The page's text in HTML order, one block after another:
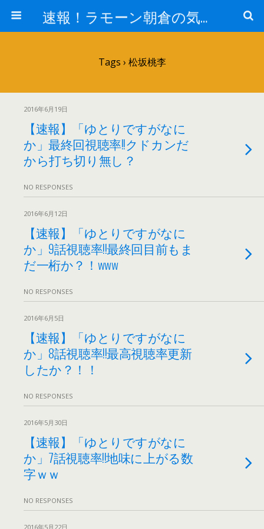
速報！ラモーン朝倉の気になるトレンド！
Tags › 松坂桃李
2016年6月19日
【速報】「ゆとりですがなに
か」最終回視聴率!!クドカンだ
から打ち切り無し？
NO RESPONSES
2016年6月12日
【速報】「ゆとりですがなに
か」9話視聴率!!最終回目前もま
だ一桁か？！www
NO RESPONSES
2016年6月5日
【速報】「ゆとりですがなに
か」8話視聴率!!最高視聴率更新
したか？！！
NO RESPONSES
2016年5月30日
【速報】「ゆとりですがなに
か」7話視聴率!!地味に上がる数
字ｗｗ
NO RESPONSES
2016年5月22日